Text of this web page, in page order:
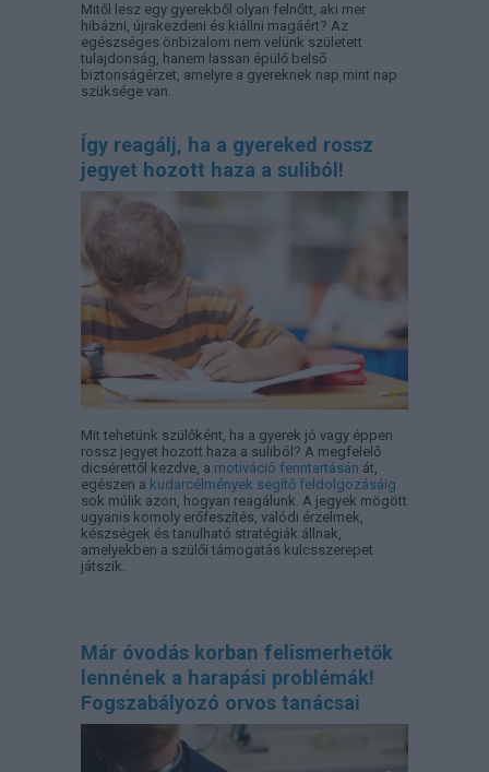
Mitől lesz egy gyerekből olyan felnőtt, aki mer
hibázni, újrakezdeni és kiállni magáért? Az
egészséges önbizalom nem velünk született
tulajdonság, hanem lassan épülő belső
biztonságérzet, amelyre a gyereknek nap mint nap
szüksége van.
Így reagálj, ha a gyereked rossz
jegyet hozott haza a suliból!
Mit tehetünk szülőként, ha a gyerek jó vagy éppen
rossz jegyet hozott haza a suliból? A megfelelő
dicsérettől kezdve, a motiváció fenntartásán át,
egészen a kudarcélmények segítő feldolgozásáig
sok múlik azon, hogyan reagálunk. A jegyek mögött
ugyanis komoly erőfeszítés, valódi érzelmek,
készségek és tanulható stratégiák állnak,
amelyekben a szülői támogatás kulcsszerepet
játszik.
Már óvodás korban felismerhetők
lennének a harapási problémák!
Fogszabályozó orvos tanácsai